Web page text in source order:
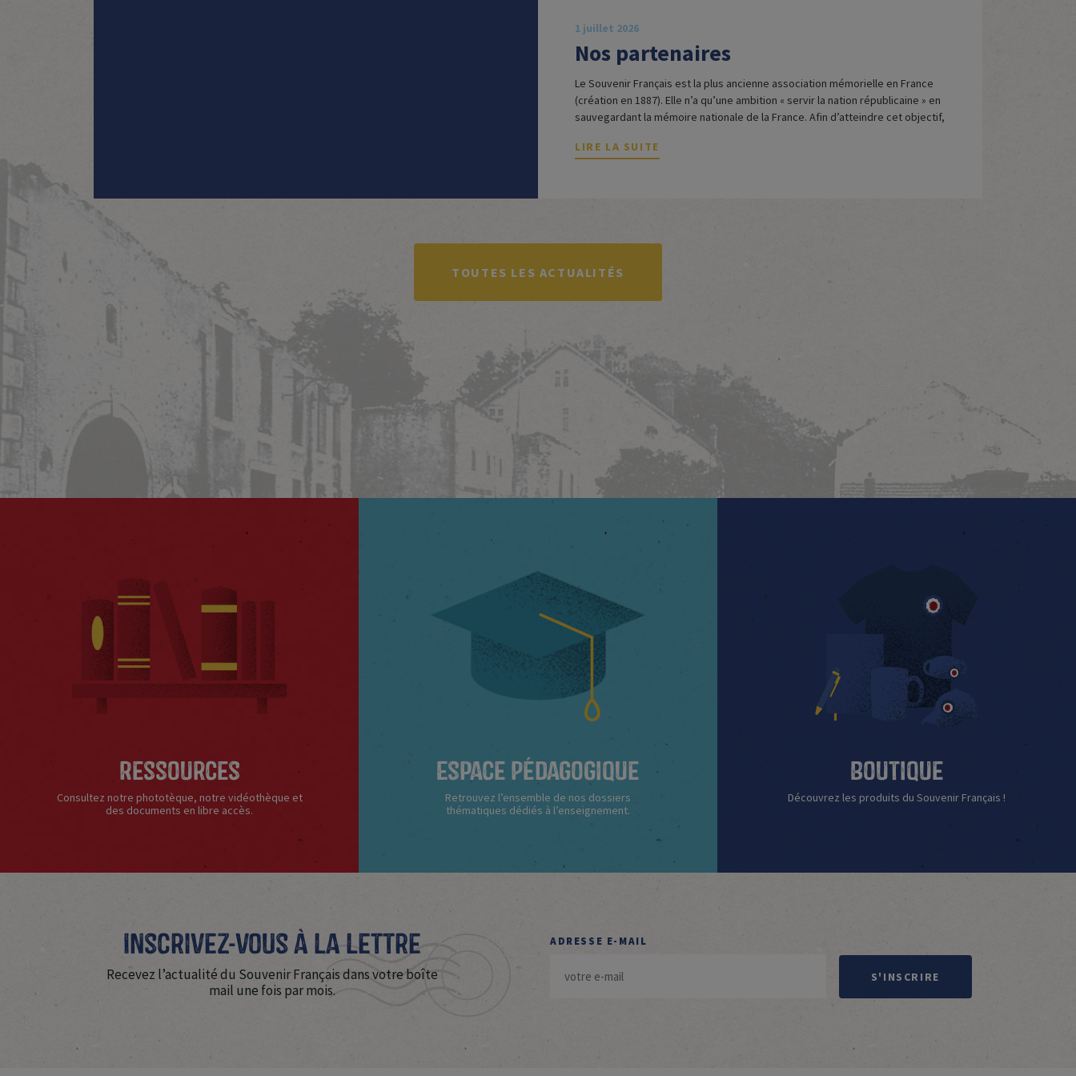
1 juillet 2026
Nos partenaires
Le Souvenir Français est la plus ancienne association mémorielle en France
(création en 1887). Elle n’a qu’une ambition « servir la nation républicaine » en
sauvegardant la mémoire nationale de la France. Afin d’atteindre cet objectif,
associations qui œuvrent en totalité ou partiellement afin de faire vivre […]
LIRE LA SUITE
TOUTES LES ACTUALITÉS
Ressources
Consultez notre phototèque, notre vidéothèque et
des documents en libre accès.
Espace Pédagogique
Retrouvez l’ensemble de nos dossiers
thématiques dédiés à l’enseignement.
Boutique
Découvrez les produits du Souvenir Français !
Inscrivez-vous à La Lettre
Recevez l’actualité du Souvenir Français dans votre boîte
mail une fois par mois.
ADRESSE E-MAIL
S'INSCRIRE